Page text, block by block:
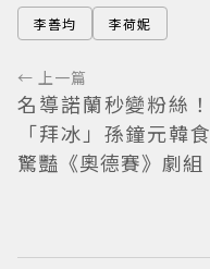
李善均 李荷妮
← 上一篇
名導諾蘭秒變粉絲！
「拜冰」孫鐘元韓食
驚豔《奧德賽》劇組